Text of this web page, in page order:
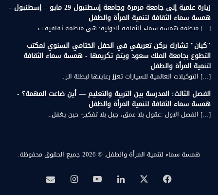
زيارة علمية إلى جامعة مرمرة وجامعة إسطنبول 29 مايو – إسطنبول -
همسة سماء الثقافة لتنمية المرأة والطفل
[…] منظمة همسة سماء الثقافة الدولية: هي منظمة ثقافية ت...
"كيان" تشارك بركن تعريفي في الحفل الختامي السنوي لمكتب
التطوع بجامعة الملك سعود ويتم تكريمها - همسة سماء الثقافة
لتنمية المرأة والطفل
[…] التوكيلات العالمية للسيارات تعزز رعايتها لبطلة الر...
الفصل الثالث: المدرسة بين التربية والتعليم — أين ضاعت المهمة؟ -
همسة سماء الثقافة لتنمية المرأة والطفل
[…] الفصل الاول :عقول بلا عمق، جيل بلا تفكير- حين يغفل...
همسة سماء لتنمية المرأة والطفل. © 2026 جميع الحقوق محفوظة.
فيسبوك لينكدإن‫YouTubeانستقرامبريد